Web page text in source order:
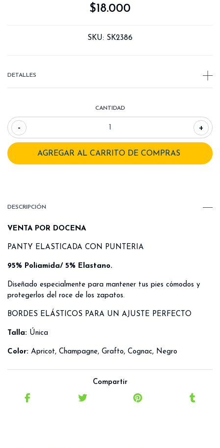
$18.000
SKU: SK2386
DETALLES
CANTIDAD
- +
DESCRIPCIÓN
VENTA POR DOCENA
PANTY ELASTICADA CON PUNTERIA
95% Poliamida/ 5% Elastano.
Diseñado especialmente para mantener tus pies cómodos y
protegerlos del roce de los zapatos.
BORDES ELÁSTICOS PARA UN AJUSTE PERFECTO
Talla: Única
Color: Apricot, Champagne, Grafto, Cognac, Negro
Compartir